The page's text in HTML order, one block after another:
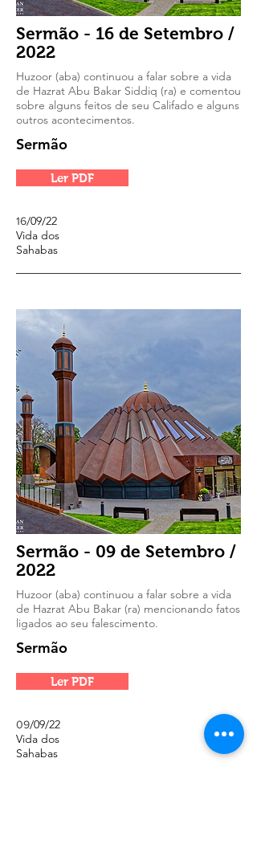
Sermão - 16 de Setembro /
2022
Huzoor (aba) continuou a falar sobre a vida
de Hazrat Abu Bakar Siddiq (ra) e comentou
sobre alguns feitos de seu Califado e alguns
outros acontecimentos.
Sermão
Ler PDF
16/09/22
Vida dos
Sahabas
Sermão - 09 de Setembro /
2022
Huzoor (aba) continuou a falar sobre a vida
de Hazrat Abu Bakar (ra) mencionando fatos
ligados ao seu falescimento.
Sermão
Ler PDF
09/09/22
Vida dos
Sahabas